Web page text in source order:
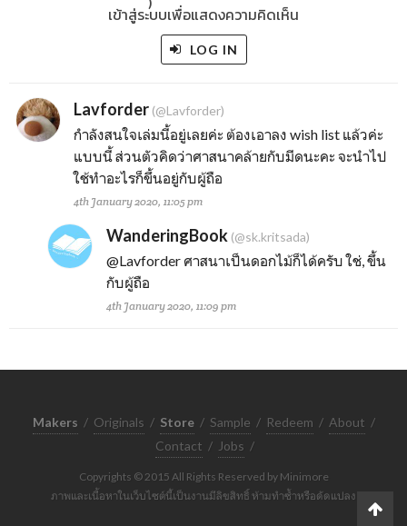
เข้าสู่ระบบเพื่อแสดงความคิดเห็น
LOG IN
Lavforder (@Lavforder)
กำลังสนใจเล่มนี้อยู่เลยค่ะ ต้องเอาลง wish list แล้วค่ะ
แบบนี้ ส่วนตัวคิดว่าศาสนาคล้ายกับมีดนะคะ จะนำไป
ใช้ทำอะไรก็ขึ้นอยู่กับผู้ถือ
4th January 2020, 11:05 pm
WanderingBook(@sk.kritsada)
@Lavforderศาสนาเป็นดอกไม้ก็ได้ครับ ใช่, ขึ้น
กับผู้ถือ
4th January 2020, 11:09 pm
Makers / Originals / Store / Sample / Redeem / About /
Contact / Jobs /
Copyrights © 2015 All Rights Reserved by Minimore
ภาพและเนื้อหาในเว็บไซต์นี้เป็นงานมีลิขสิทธิ์ ห้ามทำซ้ำหรือดัดแปลง